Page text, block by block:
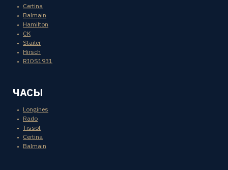
Certina
Balmain
Hamilton
CK
Stailer
Hirsch
RIOS1931
ЧАСЫ
Longines
Rado
Tissot
Certina
Balmain